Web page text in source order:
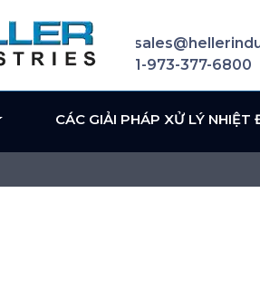
1-973-377-6800
CÁC GIẢI PHÁP XỬ LÝ NHIỆT